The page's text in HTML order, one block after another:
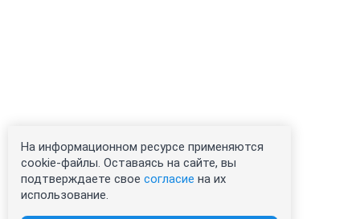
На информационном ресурсе применяются
cookie-файлы. Оставаясь на сайте, вы
подтверждаете свое согласие на их
использование.